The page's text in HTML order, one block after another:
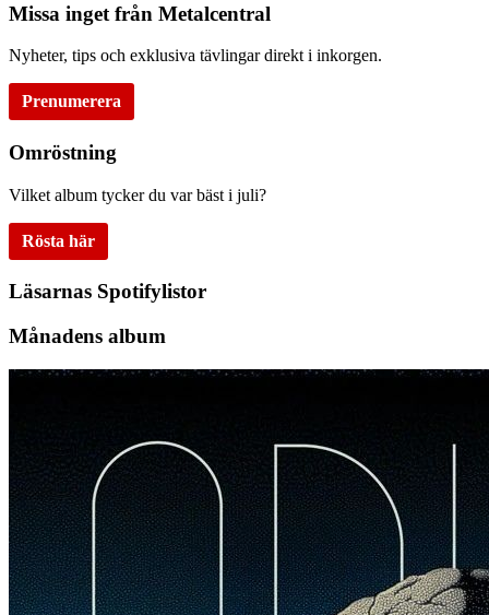
Missa inget från Metalcentral
Nyheter, tips och exklusiva tävlingar direkt i inkorgen.
Prenumerera
Omröstning
Vilket album tycker du var bäst i juli?
Rösta här
Läsarnas Spotifylistor
Månadens album